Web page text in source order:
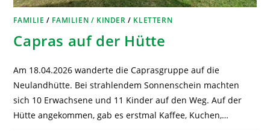
FAMILIE / FAMILIEN / KINDER / KLETTERN
Capras auf der Hütte
Am 18.04.2026 wanderte die Caprasgruppe auf die
Neulandhütte. Bei strahlendem Sonnenschein machten
sich 10 Erwachsene und 11 Kinder auf den Weg. Auf der
Hütte angekommen, gab es erstmal Kaffee, Kuchen,…